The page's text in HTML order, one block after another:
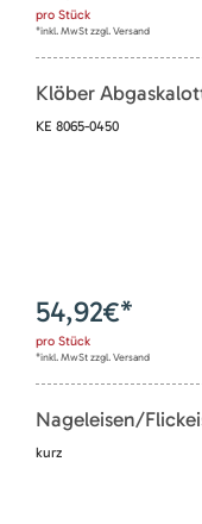
pro Stück
*inkl. MwSt zzgl. Versand
Klöber
KE 8065-0450
54,92€*
pro Stück
*inkl. MwSt zzgl. Versand
Nageleisen/
kurz